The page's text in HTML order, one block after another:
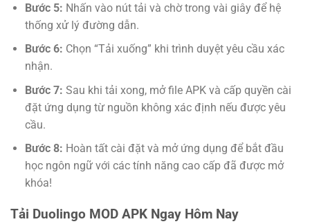
Bước 5: Nhấn vào nút tải và chờ trong vài giây để hệ
thống xử lý đường dẫn.
Bước 6: Chọn “Tải xuống” khi trình duyệt yêu cầu xác
nhận.
Bước 7: Sau khi tải xong, mở file APK và cấp quyền cài
đặt ứng dụng từ nguồn không xác định nếu được yêu
cầu.
Bước 8: Hoàn tất cài đặt và mở ứng dụng để bắt đầu
học ngôn ngữ với các tính năng cao cấp đã được mở
khóa!
Tải Duolingo MOD APK Ngay Hôm Nay